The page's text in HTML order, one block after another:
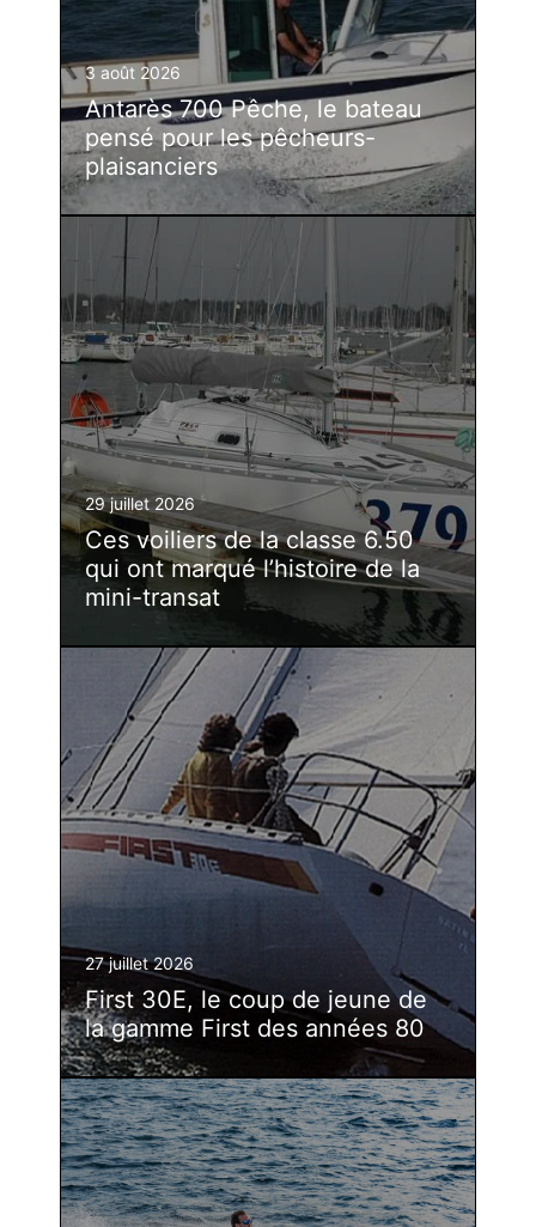
3 août 2026
Antarès 700 Pêche, le bateau
pensé pour les pêcheurs-
plaisanciers
29 juillet 2026
Ces voiliers de la classe 6.50
qui ont marqué l’histoire de la
mini-transat
27 juillet 2026
First 30E, le coup de jeune de
la gamme First des années 80